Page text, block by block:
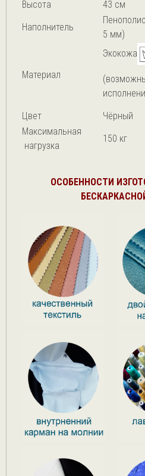
Высота
43 см
Наполнитель
5 мм)
Материал
Экокожа
Цвет
Чёрный
Максимальная
нагрузка
150 кг
ОСОБЕННОСТИ